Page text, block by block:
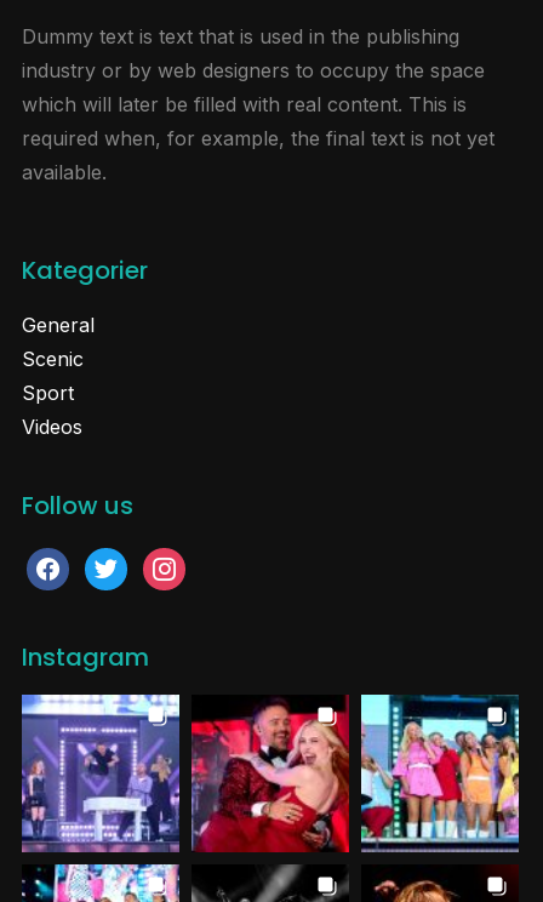
Dummy text is text that is used in the publishing
industry or by web designers to occupy the space
which will later be filled with real content. This is
required when, for example, the final text is not yet
available.
Kategorier
General
Scenic
Sport
Videos
Follow us
facebook
twitter instagram
Instagram